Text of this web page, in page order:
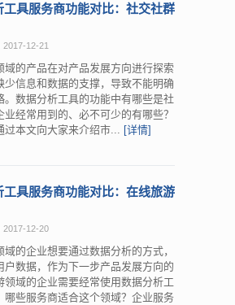
工具服务商功能对比：社交社群
2017-12-21
域的产品在对产品发展方向进行探索
少信息和数据的支撑，导致不能明确
。数据分析工具的功能中有哪些是社
业经常用到的、必不可少的有哪些？
过本文向大家来介绍市... [详情]
工具服务商功能对比：在线旅游
2017-12-20
的企业想要通过数据分析的方式，
户数据，作为下一步产品发展方向的
领域的企业需要经常使用数据分析工
哪些服务商适合这个领域？企业服务